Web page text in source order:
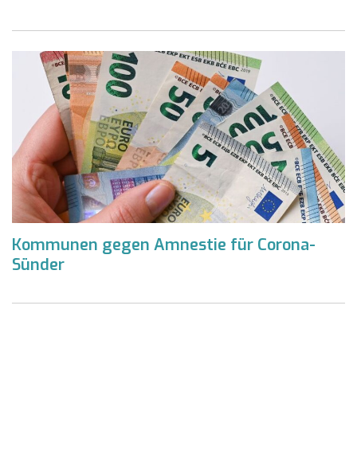
Kommunen gegen Amnestie für Corona-
Sünder